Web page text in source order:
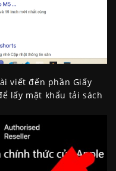
viết đến phần Giấy
lấy mật khẩu tải sách